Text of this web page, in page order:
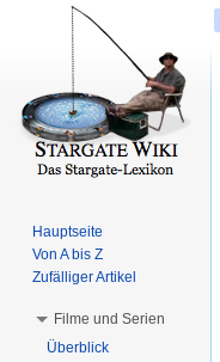
Hauptseite
Von A bis Z
Zufälliger Artikel
Filme und Serien
Überblick